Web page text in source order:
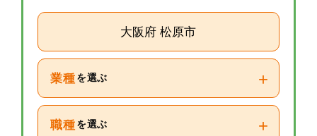
大阪府 松原市
業種 を選ぶ +
職種 を選ぶ +